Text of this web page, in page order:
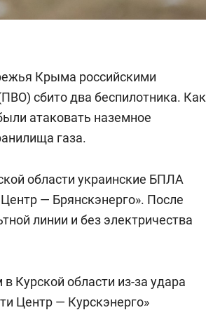
Крыма российскими
сбито два беспилотника. Как
атаковать наземное
газа.
области украинские БПЛА
— Брянскэнерго». После
линии и без электричества
Курской области из-за удара
Центр — Курскэнерго»